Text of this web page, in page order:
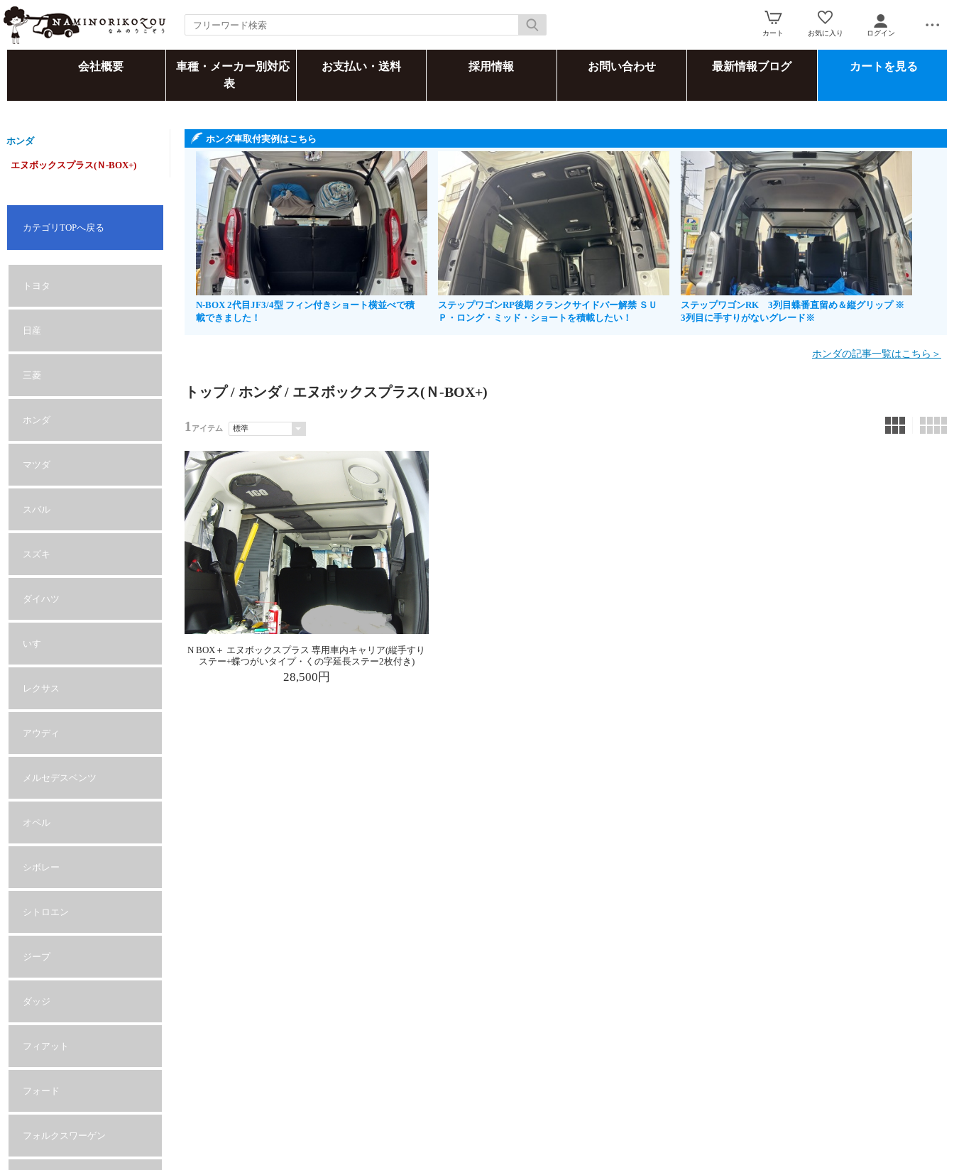
カート お気に入り ログイン
会社概要
車種・メーカー別対応
表
お支払い・送料 採用情報 お問い合わせ 最新情報ブログ カートを見る
ホンダ
エヌボックスプラス(Ｎ-BOX+)
カテゴリTOPへ戻る
トヨタ
日産
三菱
ホンダ
マツダ
スバル
スズキ
ダイハツ
いすゞ
レクサス
アウディ
メルセデスベンツ
オペル
シボレー
シトロエン
ジープ
ダッジ
フィアット
フォード
フォルクスワーゲン
ホンダ車取付実例はこちら
N-BOX 2代目JF3/4型 フィン付きショート横並べで積
載できました！
ステップワゴンRP後期 クランクサイドバー解禁 ＳＵ
Ｐ・ロング・ミッド・ショートを積載したい！
ステップワゴンRK 3列目蝶番直留め＆縦グリップ ※
3列目に手すりがないグレード※
ホンダの記事一覧はこちら＞
トップ/ ホンダ/ エヌボックスプラス(Ｎ-BOX+)
1 アイテム
N BOX＋ エヌボックスプラス 専用車内キャリア(縦手すり
ステー+蝶つがいタイプ・くの字延長ステー2枚付き)
28,500円